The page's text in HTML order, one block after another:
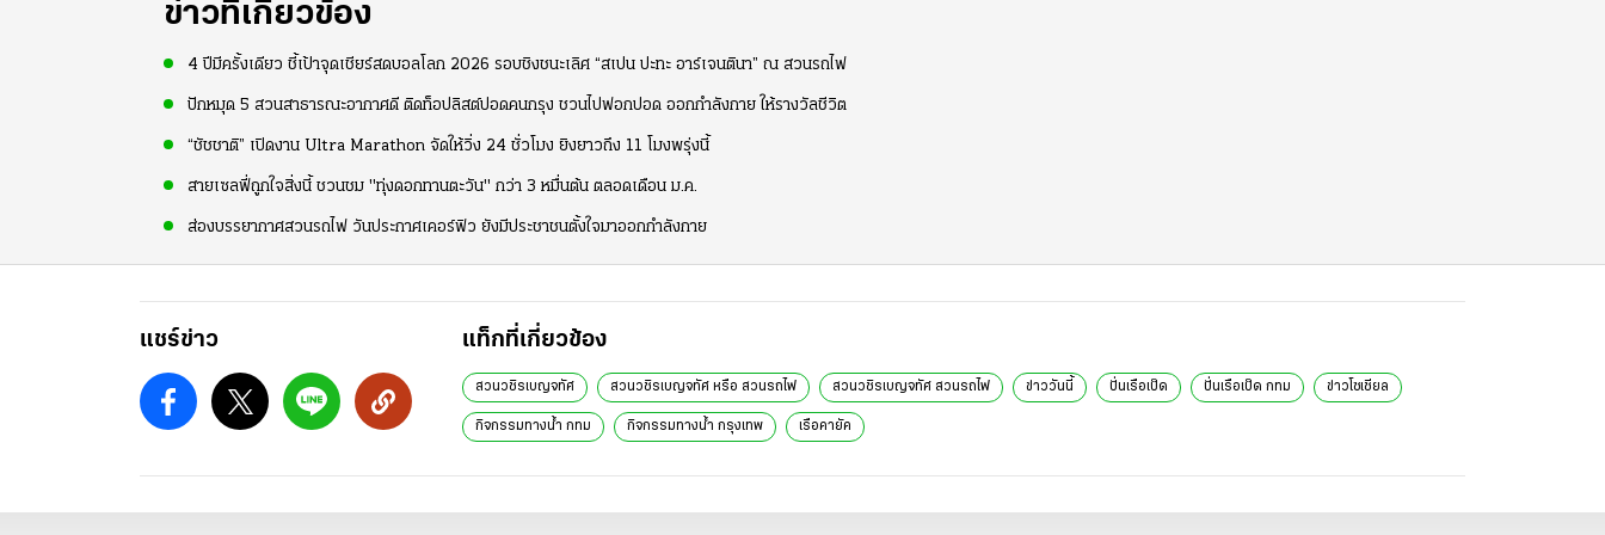
ข่าวที่เกี่ยวข้อง
4 ปีมีครั้งเดียว ชี้เป้าจุดเชียร์สดบอลโลก 2026 รอบชิงชนะเลิศ “สเปน ปะทะ อาร์เจนตินา” ณ สวนรถไฟ
ปักหมุด 5 สวนสาธารณะอากาศดี ติดท็อปลิสต์ปอดคนกรุง ชวนไปฟอกปอด ออกกำลังกาย ให้รางวัลชีวิต
“ชัชชาติ” เปิดงาน Ultra Marathon จัดให้วิ่ง 24 ชั่วโมง ยิงยาวถึง 11 โมงพรุ่งนี้
สายเซลฟี่ถูกใจสิ่งนี้ ชวนชม "ทุ่งดอกทานตะวัน" กว่า 3 หมื่นต้น ตลอดเดือน ม.ค.
ส่องบรรยากาศสวนรถไฟ วันประกาศเคอร์ฟิว ยังมีประชาชนตั้งใจมาออกกำลังกาย
แชร์ข่าว แท็กที่เกี่ยวข้อง
สวนวชิรเบญจทัศ สวนวชิรเบญจทัศ หรือ สวนรถไฟ สวนวชิรเบญจทัศ สวนรถไฟ ข่าววันนี้ ปั่นเรือเป็ด ปั่นเรือเป็ด กทม ข่าวโซเชียล
กิจกรรมทางน้ํา กทม กิจกรรมทางน้ํา กรุงเทพ เรือคายัค